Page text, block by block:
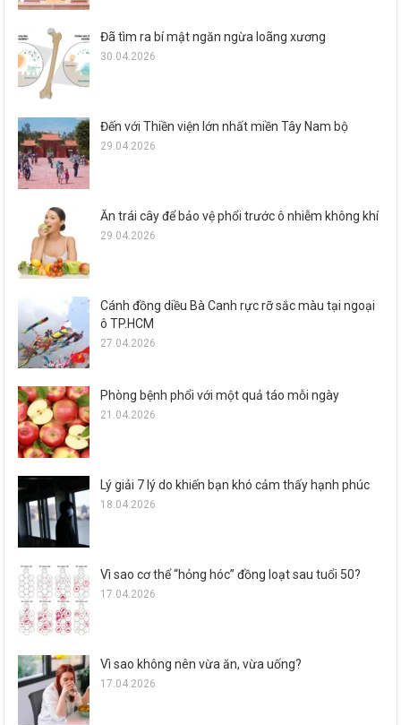
Đã tìm ra bí mật ngăn ngừa loãng xương
30.04.2026
Đến với Thiền viện lớn nhất miền Tây Nam bộ
29.04.2026
Ăn trái cây để bảo vệ phổi trước ô nhiễm không khí
29.04.2026
Cánh đồng diều Bà Canh rực rỡ sắc màu tại ngoại
ô TP.HCM
27.04.2026
Phòng bệnh phổi với một quả táo mỗi ngày
21.04.2026
Lý giải 7 lý do khiến bạn khó cảm thấy hạnh phúc
18.04.2026
Vì sao cơ thể “hỏng hóc” đồng loạt sau tuổi 50?
17.04.2026
Vì sao không nên vừa ăn, vừa uống?
17.04.2026